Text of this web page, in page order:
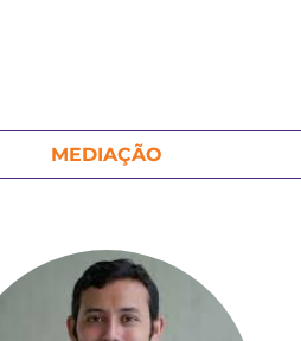
MEDIAÇÃO